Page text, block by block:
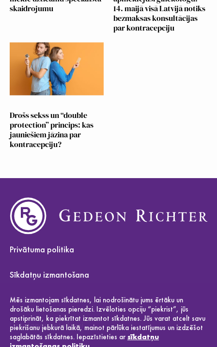
Mēs izmantojam sīkdatnes, lai nodrošinātu jums ērtāku un
drošāku lietošanas pieredzi. Izvēloties opciju “piekrist”, jūs
apstiprināt, ka piekrītat izmantot sīkdatnes. Jūs varat atcelt savu
piekrišanu jebkurā laikā, mainot pārlūka iestatījumus un izdzēšot
saglabātās sīkdatnes. Iepazīstieties ar sīkdatņu
skaidrojumu
14. maijā visā Latvijā notiks
bezmaksas konsultācijas
par kontracepciju
Drošs sekss un “double
protection” princips: kas
jauniešiem jāzina par
kontracepciju?
Privātuma politika
Sīkdatņu izmantošana
Par mums
Lietošanas noteikumi